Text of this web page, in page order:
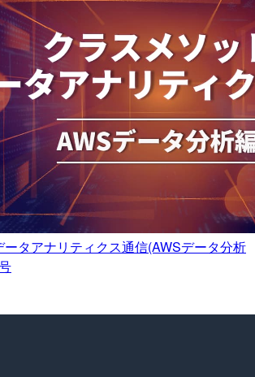
ータアナリティクス通信(AWSデータ分析